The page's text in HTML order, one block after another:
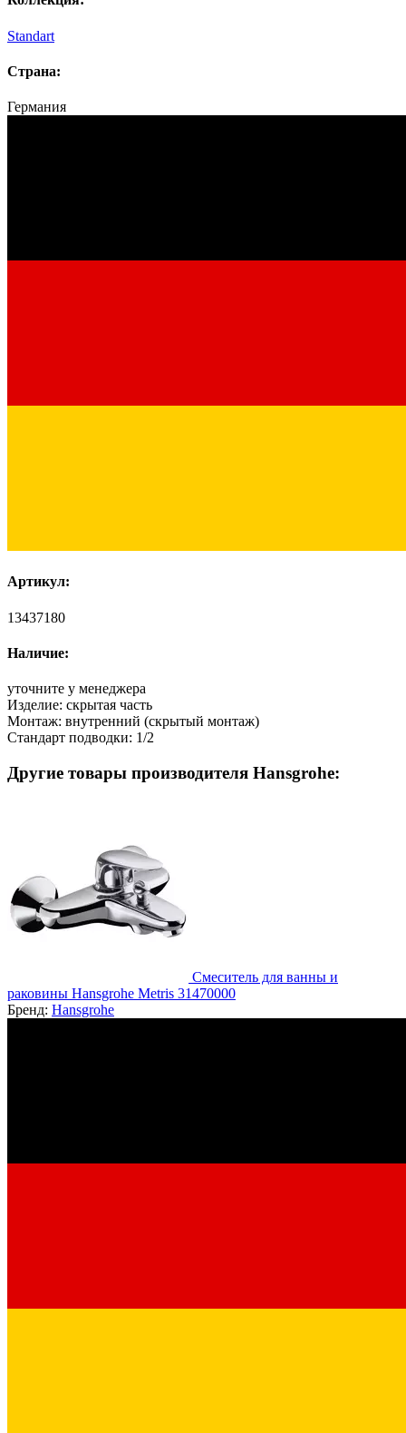
Standart
Страна:
Германия
Артикул:
13437180
Наличие:
уточните у менеджера
Изделие: скрытая часть
Монтаж: внутренний (скрытый монтаж)
Стандарт подводки: 1/2
Другие товары производителя Hansgrohe:
Смеситель для ванны и
раковины Hansgrohe Metris 31470000
Бренд: Hansgrohe